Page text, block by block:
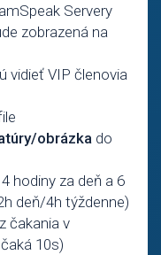
Servery
zobrazená na
vidieť VIP členovia
obrázka do
hodiny za deň a 6
deň/4h týždenne)
čakania v
10s)